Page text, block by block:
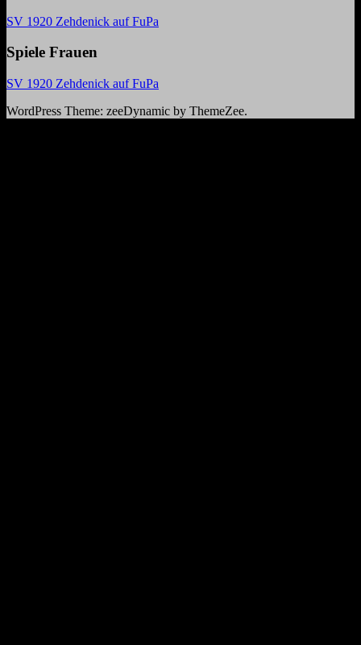
SV 1920 Zehdenick auf FuPa
Spiele Frauen
SV 1920 Zehdenick auf FuPa
WordPress Theme: zeeDynamic by ThemeZee.